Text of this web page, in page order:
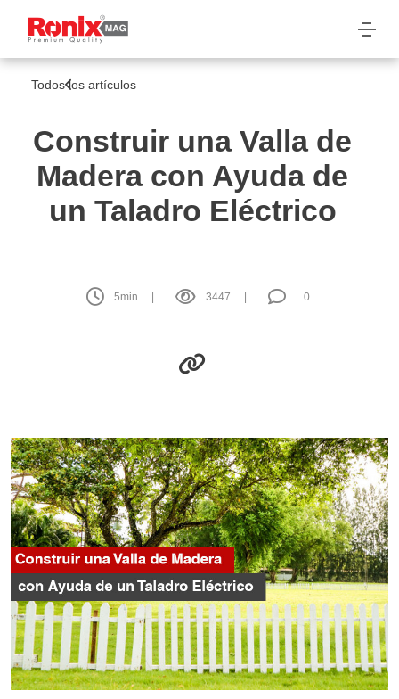
Todos los artículos
Construir una Valla de
Madera con Ayuda de
un Taladro Eléctrico
5min 3447 0